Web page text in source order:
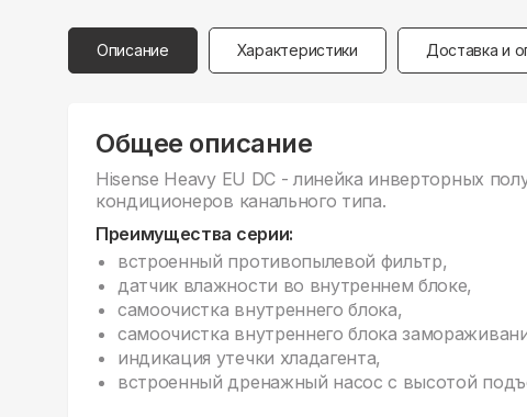
Описание Характеристики Доставка и
Общее описание
Hisense Heavy EU DC - линейка инверторных
кондиционеров канального типа.
Преимущества серии:
встроенный противопылевой фильтр,
датчик влажности во внутреннем блоке,
самоочистка внутреннего блока,
самоочистка внутреннего блока
индикация утечки хладагента,
встроенный дренажный насос с высотой